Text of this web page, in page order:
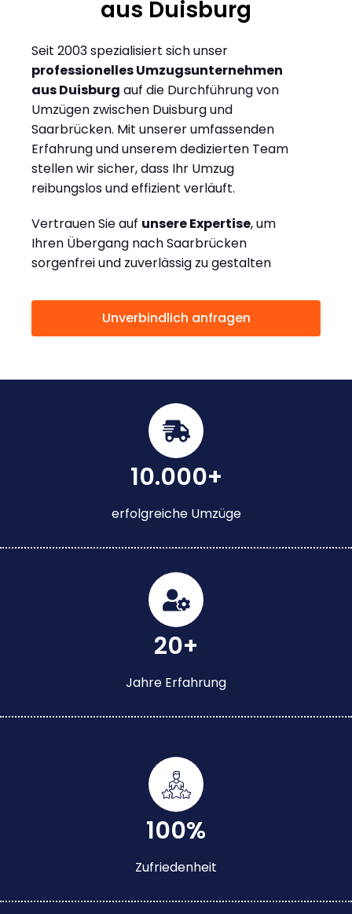
aus Duisburg
Seit 2003 spezialisiert sich unser
professionelles Umzugsunternehmen
aus Duisburg auf die Durchführung von
Umzügen zwischen Duisburg und
Saarbrücken. Mit unserer umfassenden
Erfahrung und unserem dedizierten Team
stellen wir sicher, dass Ihr Umzug
reibungslos und effizient verläuft.
Vertrauen Sie auf unsere Expertise, um
Ihren Übergang nach Saarbrücken
sorgenfrei und zuverlässig zu gestalten
Unverbindlich anfragen
10.000+
erfolgreiche Umzüge
20+
Jahre Erfahrung
100%
Zufriedenheit